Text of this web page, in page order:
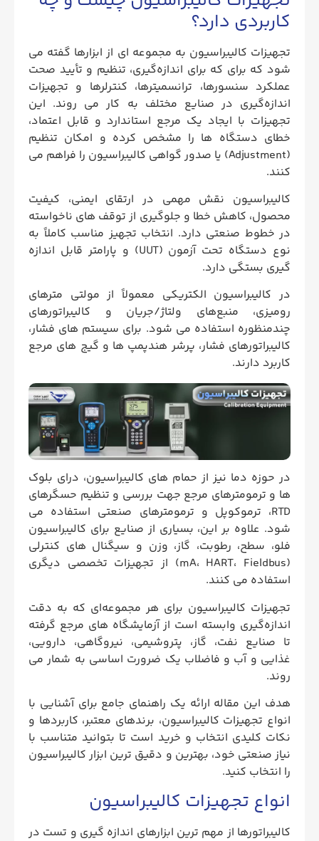
کاربردی دارد؟
تجهیزات کالیبراسیون به مجموعه ای از ابزارها گفته می
شود که برای که برای اندازه‌گیری، تنظیم و تأیید صحت
عملکرد سنسورها، ترانسمیترها، کنترلرها و تجهیزات
اندازه‌گیری در صنایع مختلف به‌ کار می‌ روند. این
تجهیزات با ایجاد یک مرجع استاندارد و قابل‌ اعتماد،
خطای دستگاه‌ ها را مشخص کرده و امکان تنظیم
(Adjustment) یا صدور گواهی کالیبراسیون را فراهم می‌
کنند.
کالیبراسیون نقش مهمی در ارتقای ایمنی، کیفیت
محصول، کاهش خطا و جلوگیری از توقف‌ های ناخواسته
در خطوط صنعتی دارد. انتخاب تجهیز مناسب کاملاً به
نوع دستگاه تحت آزمون (UUT) و پارامتر قابل اندازه‌
گیری بستگی دارد.
در کالیبراسیون الکتریکی معمولاً از مولتی‌ مترهای
رومیزی، منبع‌های ولتاژ/جریان و کالیبراتورهای
چندمنظوره استفاده می‌ شود. برای سیستم‌ های فشار،
کالیبراتورهای فشار، پرشر هندپمپ‌ ها و گیج‌ های مرجع
کاربرد دارند.
در حوزه دما نیز از حمام‌ های کالیبراسیون، درای‌ بلوک‌
ها و ترمومترهای مرجع جهت بررسی و تنظیم حسگرهای
RTD، ترموکوپل و ترمومترهای صنعتی استفاده می‌
شود. علاوه بر این، بسیاری از صنایع برای کالیبراسیون
فلو، سطح، رطوبت، گاز، وزن و سیگنال‌ های کنترلی
(mA، HART، Fieldbus) از تجهیزات تخصصی دیگری
استفاده می کنند.
تجهیزات کالیبراسیون برای هر مجموعه‌ای که به دقت
اندازه‌گیری وابسته است از آزمایشگاه‌ های مرجع گرفته
تا صنایع نفت، گاز، پتروشیمی، نیروگاهی، دارویی،
غذایی و آب و فاضلاب یک ضرورت اساسی به شمار می
روند.
هدف این مقاله ارائه یک راهنمای جامع برای آشنایی با
انواع تجهیزات کالیبراسیون، برندهای معتبر، کاربردها و
نکات کلیدی انتخاب و خرید است تا بتوانید متناسب با
نیاز صنعتی خود، بهترین و دقیق‌ ترین ابزار کالیبراسیون
را انتخاب کنید.
انواع تجهیزات کالیبراسیون
کالیبراتورها از مهم‌ ترین ابزارهای اندازه‌ گیری و تست در